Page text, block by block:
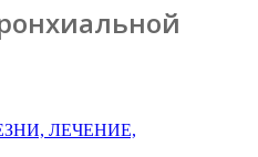
ЛЕЧЕНИЕ,